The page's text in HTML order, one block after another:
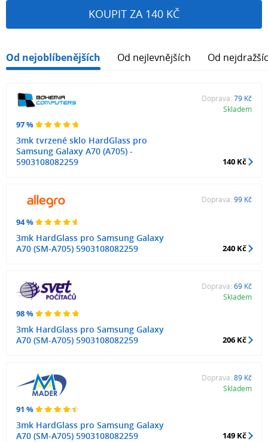
KOUPIT ZA 140 KČ
Od nejoblíbenějších Od nejlevnějších Od
97 %
3mk tvrzené sklo HardGlass pro
Samsung Galaxy A70 (A705) -
5903108082259
Doprava: 79 Kč
Skladem
140 Kč
94 %
3mk HardGlass pro Samsung Galaxy
A70 (SM-A705) 5903108082259
Doprava: 99 Kč
240 Kč
98 %
3mk HardGlass pro Samsung Galaxy
A70 (SM-A705) 5903108082259
Doprava: 69 Kč
Skladem
206 Kč
91 %
3mk HardGlass pro Samsung Galaxy
A70 (SM-A705) 5903108082259
Doprava: 89 Kč
Skladem
149 Kč